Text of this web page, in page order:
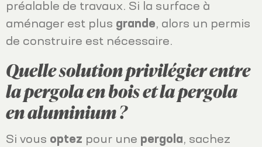
préalable de travaux. Si la surface à
aménager est plus grande, alors un permis
de construire est nécessaire.
Quelle solution privilégier entre
la pergola en bois et la pergola
en aluminium ?
Si vous optez pour une pergola, sachez